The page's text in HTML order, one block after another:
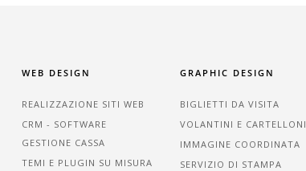
WEB DESIGN
REALIZZAZIONE SITI WEB
CRM - SOFTWARE
GESTIONE CASSA
TEMI E PLUGIN SU MISURA
GRAPHIC DESIGN
BIGLIETTI DA VISITA
VOLANTINI E CARTELLONI
IMMAGINE COORDINATA
SERVIZIO DI STAMPA